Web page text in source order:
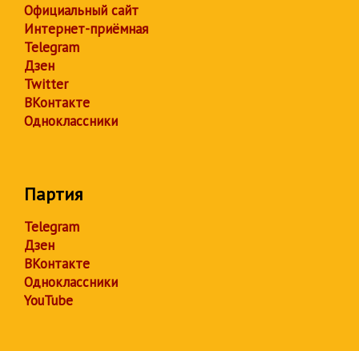
Официальный сайт
Интернет-приёмная
Telegram
Дзен
Twitter
ВКонтакте
Одноклассники
Партия
Telegram
Дзен
ВКонтакте
Одноклассники
YouTube